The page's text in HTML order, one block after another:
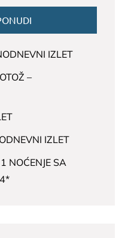
IZLET
–
IZLET
NOĆENJE SA